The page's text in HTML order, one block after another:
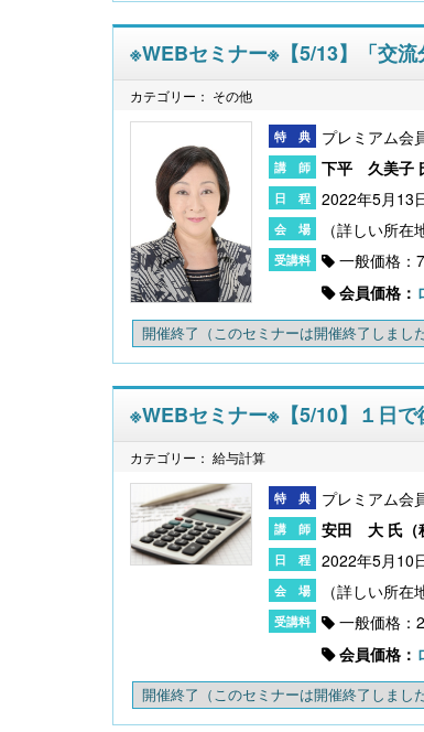
※WEBセミナー※【5/13】「交
カテゴリー： その他
プレミアム会
下平 久美子
2022年5月13
一般価格：
会員価格：
開催終了 （このセミナーは開催終了しました
※WEBセミナー※【5/10】１日
カテゴリー： 給与計算
プレミアム会
安田 大 氏（
2022年5月10
一般価格：
会員価格：
開催終了 （このセミナーは開催終了しました
無料配信】技能実習廃止・新制度移
能２号の対象拡大･･･ 改正対応＆社
ル 外国人雇用実務研究会【橋本ゼ
ール の見どころ
【大注目】令和６年度 介護事業所の
栗原知女）